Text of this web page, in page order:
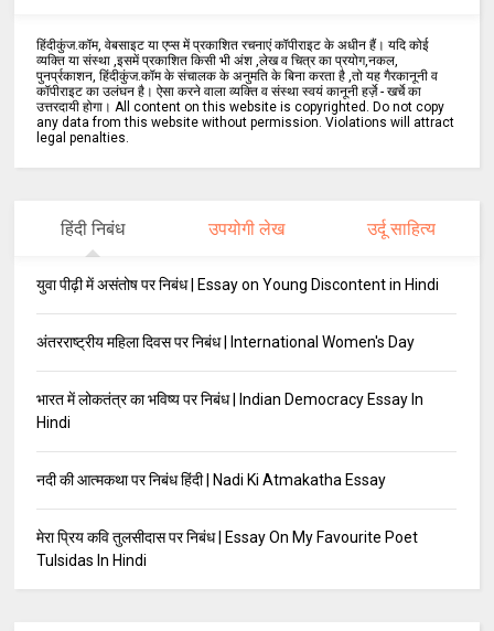
हिंदीकुंज.कॉम, वेबसाइट या एप्स में प्रकाशित रचनाएं कॉपीराइट के अधीन हैं। यदि कोई
व्यक्ति या संस्था ,इसमें प्रकाशित किसी भी अंश ,लेख व चित्र का प्रयोग,नकल,
पुनर्प्रकाशन, हिंदीकुंज.कॉम के संचालक के अनुमति के बिना करता है ,तो यह गैरकानूनी व
कॉपीराइट का उलंघन है। ऐसा करने वाला व्यक्ति व संस्था स्वयं कानूनी हर्ज़े - खर्चे का
उत्तरदायी होगा। All content on this website is copyrighted. Do not copy
any data from this website without permission. Violations will attract
legal penalties.
हिंदी निबंध उपयोगी लेख उर्दू साहित्य
युवा पीढ़ी में असंतोष पर निबंध | Essay on Young Discontent in Hindi
अंतरराष्ट्रीय महिला दिवस पर निबंध | International Women's Day
भारत में लोकतंत्र का भविष्य पर निबंध | Indian Democracy Essay In
Hindi
नदी की आत्मकथा पर निबंध हिंदी | Nadi Ki Atmakatha Essay
मेरा प्रिय कवि तुलसीदास पर निबंध | Essay On My Favourite Poet
Tulsidas In Hindi